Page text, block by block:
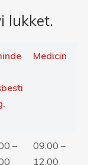
lukket.
Medicin
–
09.00 –
12.00